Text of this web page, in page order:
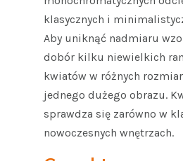
klasycznych i
Aby uniknąć nadmiaru
dobór kilku niewielkich
kwiatów w różnych
jednego dużego obrazu.
sprawdza się zarówno w
nowoczesnych wnętrzach.